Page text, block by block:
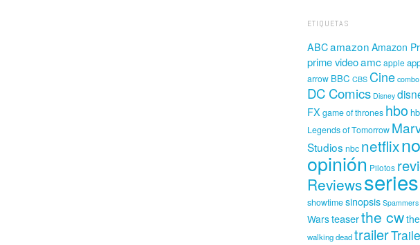
ETIQUETAS
ABCamazon Amazon
prime videoamcapple
arrow BBC CBS Cine
DC Comics Disney
FX game of thrones hbo
Legends of Tomorrow
Studios nbc netflix
opinión Pilotos
Reviewsseries
showtimesinopsis
Warsteaserthe cw
walking deadtrailer